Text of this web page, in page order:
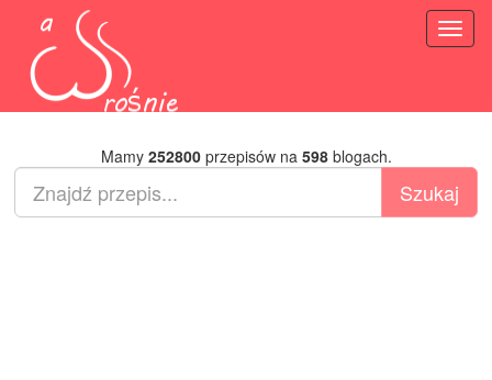
Mamy 252800przepisów na 598blogach.